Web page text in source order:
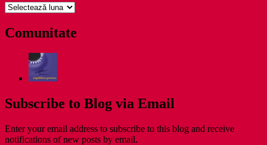
pe
Comunitate
Subscribe to Blog via Email
Enter your email address to subscribe to this blog and receive
notifications of new posts by email.